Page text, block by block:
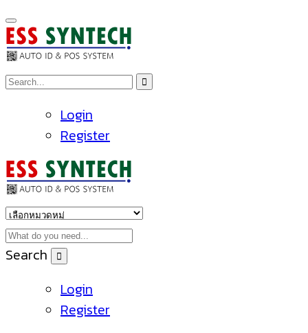
Login
Register
Search
Login
Register